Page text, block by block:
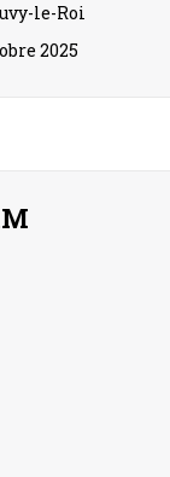
le-Roi
2025